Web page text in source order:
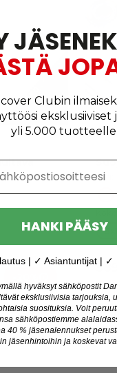
Jäsenedut
Väri:
Clubin
eksklusiiviset
yli 5.000 tuotteelle.
HANKI PÄÄSY
| ✓ Asiantuntijat | ✓
hyväksyt sähköpostit
eksklusiivisia tarjouksia,
suosituksia. Voit
sähköpostiemme
40 % jäsenalennukset
jäsenhintoihin ja koskevat